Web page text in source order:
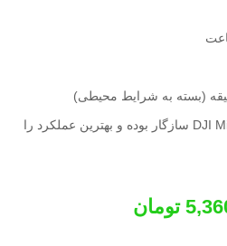
با پهپاد DJI Mini 2 سازگار بوده و بهترین عملکرد را
تومان